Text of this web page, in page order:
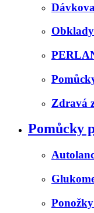
Obklady
Zdravá
Pomůcky